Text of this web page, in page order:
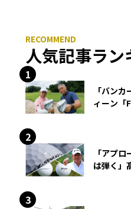
人気記事ラン
「バン
ィーン「
「アプ
は弾く」